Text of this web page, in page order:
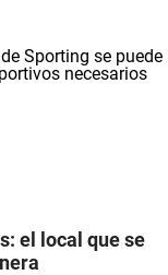
el local que se